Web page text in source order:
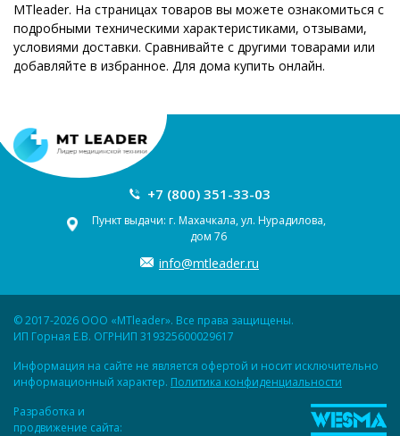
MTleader. На страницах товаров вы можете ознакомиться с
подробными техническими характеристиками, отзывами,
условиями доставки. Сравнивайте с другими товарами или
добавляйте в избранное. Для дома купить онлайн.
+7 (800) 351-33-03
Пункт выдачи: г. Махачкала, ул. Нурадилова,
дом 76
info@mtleader.ru
© 2017-2026 ООО «MTleader». Все права защищены.
ИП Горная Е.В. ОГРНИП 319325600029617
Информация на сайте не является офертой и носит исключительно
информационный характер. Политика конфиденциальности
Разработка и
продвижение сайта: